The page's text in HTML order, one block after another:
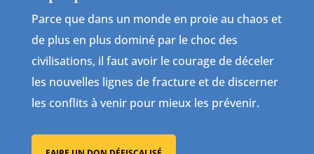
Parce que dans un monde en proie au chaos et
de plus en plus dominé par le choc des
civilisations, il faut avoir le courage de déceler
les nouvelles lignes de fracture et de discerner
les conflits à venir pour mieux les prévenir.